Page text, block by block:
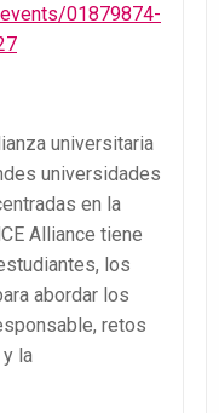
01879874-
universitaria
universidades
en la
Alliance tiene
los
abordar los
retos
la